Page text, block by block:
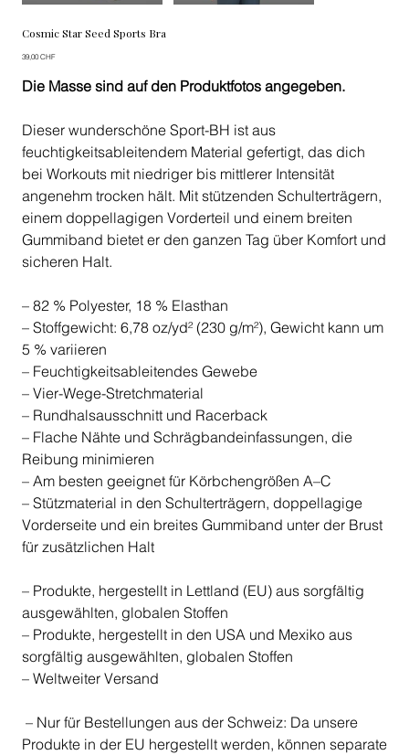
Cosmic Star Seed Sports Bra
Preis
39,00 CHF
Die Masse sind auf den Produktfotos angegeben.
Dieser wunderschöne Sport-BH ist aus
feuchtigkeitsableitendem Material gefertigt, das dich
bei Workouts mit niedriger bis mittlerer Intensität
angenehm trocken hält. Mit stützenden Schulterträgern,
einem doppellagigen Vorderteil und einem breiten
Gummiband bietet er den ganzen Tag über Komfort und
sicheren Halt.
– 82 % Polyester, 18 % Elasthan
– Stoffgewicht: 6,78 oz/yd² (230 g/m²), Gewicht kann um
5 % variieren
– Feuchtigkeitsableitendes Gewebe
– Vier-Wege-Stretchmaterial
– Rundhalsausschnitt und Racerback
– Flache Nähte und Schrägbandeinfassungen, die
Reibung minimieren
– Am besten geeignet für Körbchengrößen A–C
– Stützmaterial in den Schulterträgern, doppellagige
Vorderseite und ein breites Gummiband unter der Brust
für zusätzlichen Halt
– Produkte, hergestellt in Lettland (EU) aus sorgfältig
ausgewählten, globalen Stoffen
– Produkte, hergestellt in den USA und Mexiko aus
sorgfältig ausgewählten, globalen Stoffen
– Weltweiter Versand
– Nur für Bestellungen aus der Schweiz: Da unsere
Produkte in der EU hergestellt werden, können separate